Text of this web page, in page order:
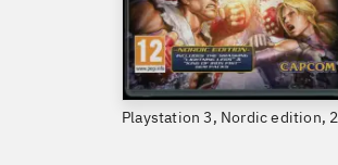
Playstation 3, Nordic edition,